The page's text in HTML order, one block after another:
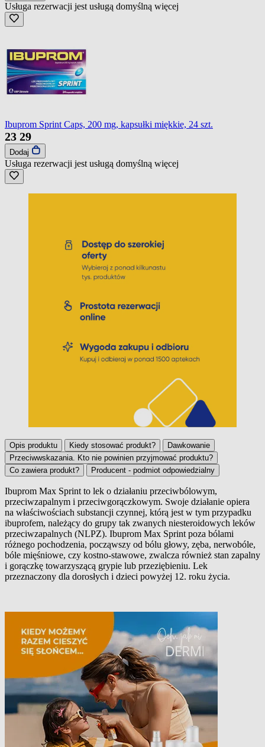
Usługa rezerwacji jest usługą domyślną więcej
Ibuprom Sprint Caps, 200 mg, kapsułki miękkie, 24 szt.
23 29
Dodaj
Usługa rezerwacji jest usługą domyślną więcej
Opis produktu Kiedy stosować produkt?
Dawkowanie
Przeciwwskazania. Kto nie powinien przyjmować produktu?
Co zawiera produkt?
Producent - podmiot odpowiedzialny
Opis produktu
Ibuprom Max Sprint to lek o działaniu przeciwbólowym,
przeciwzapalnym i przeciwgorączkowym. Swoje działanie opiera
na właściwościach substancji czynnej, którą jest w tym przypadku
ibuprofem, należący do grupy tak zwanych niesteroidowych leków
przeciwzapalnych (NLPZ). Ibuprom Max Sprint poza bólami
różnego pochodzenia, począwszy od bólu głowy, zęba, nerwobóle,
bóle mięśniowe, czy kostno-stawowe, zwalcza również stan zapalny
i gorączkę towarzyszącą grypie lub przeziębieniu. Lek
przeznaczony dla dorosłych i dzieci powyżej 12. roku życia.